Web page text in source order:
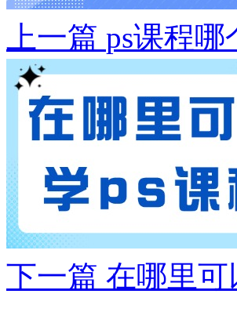
上一篇 ps课程哪
下一篇 在哪里可